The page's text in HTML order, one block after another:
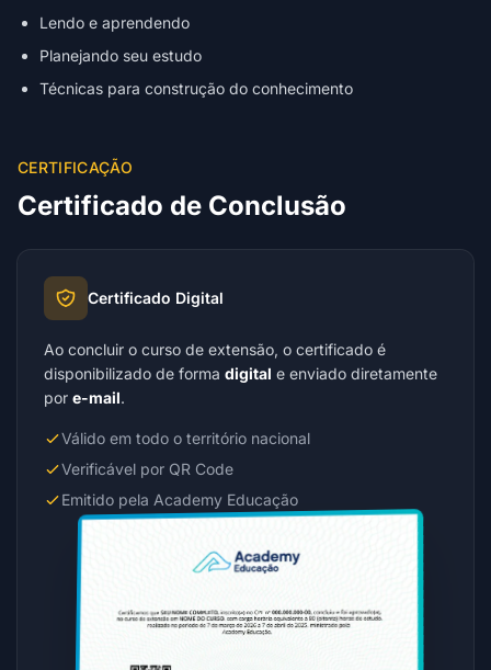
Lendo e aprendendo
Planejando seu estudo
Técnicas para construção do conhecimento
CERTIFICAÇÃO
Certificado de Conclusão
Certificado Digital
Ao concluir o curso de extensão, o certificado é
disponibilizado de forma digital e enviado diretamente
por e-mail.
Válido em todo o território nacional
Verificável por QR Code
Emitido pela Academy Educação